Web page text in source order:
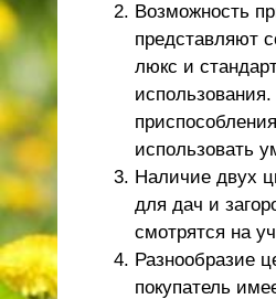
Возможность
представляют
люкс и
использовать
Наличие двух
для дач и
смотрятся на
Разнообразие
покупатель